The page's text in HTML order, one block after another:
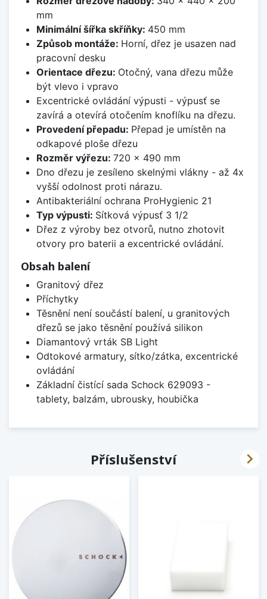
mm
Minimální šířka skříňky: 450 mm
Způsob montáže: Horní, dřez je usazen nad
pracovní desku
Orientace dřezu: Otočný, vana dřezu může
být vlevo i vpravo
Excentrické ovládání výpusti - výpusť se
zavírá a otevírá otočením knoflíku na dřezu.
Provedení přepadu: Přepad je umístěn na
odkapové ploše dřezu
Rozměr výřezu: 720 x 490 mm
Dno dřezu je zesíleno skelnými vlákny - až 4x
vyšší odolnost proti nárazu.
Antibakteriální ochrana ProHygienic 21
Typ výpusti: Sítková výpusť 3 1/2
Dřez z výroby bez otvorů, nutno zhotovit
otvory pro baterii a excentrické ovládání.
Obsah balení
Granitový dřez
Příchytky
Těsnění není součástí balení, u granitových
dřezů se jako těsnění používá silikon
Diamantový vrták SB Light
Odtokové armatury, sítko/zátka, excentrické
ovládání
Základní čistící sada Schock 629093 -
tablety, balzám, ubrousky, houbička
Příslušenství 